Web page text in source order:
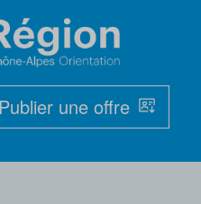
Publier une offre